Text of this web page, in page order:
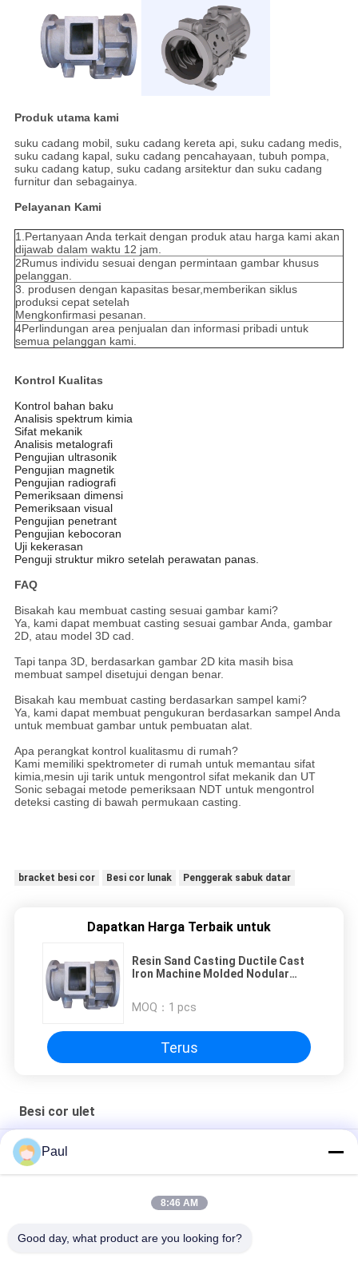
Produk utama kami
suku cadang mobil, suku cadang kereta api, suku cadang medis,
suku cadang kapal, suku cadang pencahayaan, tubuh pompa,
suku cadang katup, suku cadang arsitektur dan suku cadang
furnitur dan sebagainya.
Pelayanan Kami
1.Pertanyaan Anda terkait dengan produk atau harga kami akan
dijawab dalam waktu 12 jam.
2Rumus individu sesuai dengan permintaan gambar khusus
pelanggan.
3. produsen dengan kapasitas besar,memberikan siklus
produksi cepat setelah
Mengkonfirmasi pesanan.
4Perlindungan area penjualan dan informasi pribadi untuk
semua pelanggan kami.
Kontrol Kualitas
Kontrol bahan baku
Analisis spektrum kimia
Sifat mekanik
Analisis metalografi
Pengujian ultrasonik
Pengujian magnetik
Pengujian radiografi
Pemeriksaan dimensi
Pemeriksaan visual
Pengujian penetrant
Pengujian kebocoran
Uji kekerasan
Penguji struktur mikro setelah perawatan panas.
FAQ
Bisakah kau membuat casting sesuai gambar kami?
Ya, kami dapat membuat casting sesuai gambar Anda, gambar
2D, atau model 3D cad.
Tapi tanpa 3D, berdasarkan gambar 2D kita masih bisa
membuat sampel disetujui dengan benar.
Bisakah kau membuat casting berdasarkan sampel kami?
Ya, kami dapat membuat pengukuran berdasarkan sampel Anda
untuk membuat gambar untuk pembuatan alat.
Apa perangkat kontrol kualitasmu di rumah?
Kami memiliki spektrometer di rumah untuk memantau sifat
kimia,mesin uji tarik untuk mengontrol sifat mekanik dan UT
Sonic sebagai metode pemeriksaan NDT untuk mengontrol
deteksi casting di bawah permukaan casting.
bracket besi cor Besi cor lunak Penggerak sabuk datar
Dapatkan Harga Terbaik untuk
Resin Sand Casting Ductile Cast
Iron Machine Molded Nodular
MOQ： 1 pcs
Terus
Besi cor ulet
Baju bantalan bantalan besi lembab
Besi Cor Ulet Cor Pasir Saluran Pembuangan Parit Parit Parit
OEM/ODM Bagian Pertanian Mekanik Besi Lempeng yang
Paul
8:46 AM
Good day, what product are you looking for?